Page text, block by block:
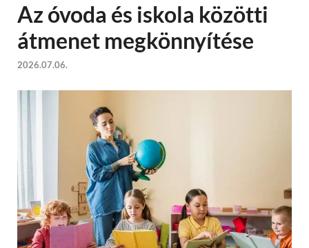
Az óvoda és iskola közötti
átmenet megkönnyítése
2026.07.06.